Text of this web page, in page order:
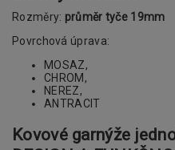
Rozměry: průměr tyče 19mm
Povrchová úprava:
MOSAZ,
CHROM,
NEREZ,
ANTRACIT
Kovové garnýže